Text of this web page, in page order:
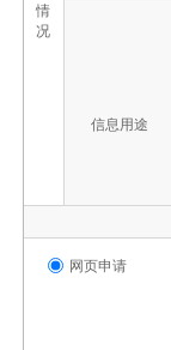
情
况
信息用途
网页申请